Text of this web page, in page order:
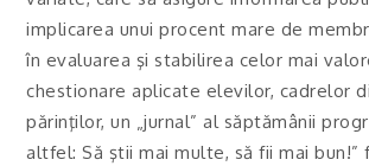
implicarea unui procent mare de
în evaluarea şi stabilirea celor mai
chestionare aplicate elevilor, cadrelor
părinţilor, un „jurnal” al săptămânii
altfel: Să ştii mai multe, să fii mai bun!”